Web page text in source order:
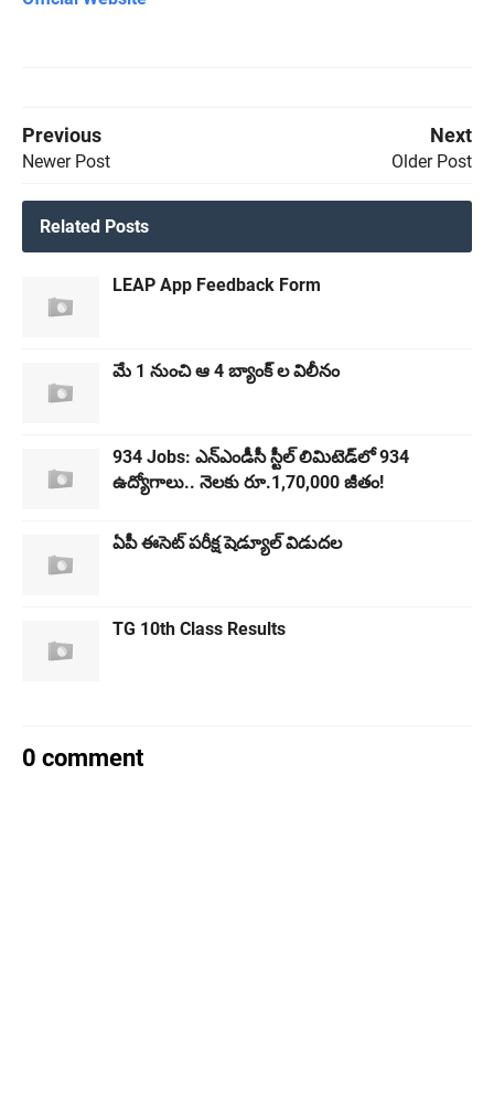
Previous
Newer Post
Next
Older Post
Related Posts
LEAP App Feedback Form
మే 1 నుంచి ఆ 4 బ్యాంక్ ల విలీనం
934 Jobs: ఎన్‌ఎండీసీ స్టీల్‌ లిమిటెడ్‌లో 934
ఉద్యోగాలు.. నెలకు రూ.1,70,000 జీతం!
ఏపీ ఈసెట్ పరీక్ష షెడ్యూల్ విడుదల
TG 10th Class Results
0 comment